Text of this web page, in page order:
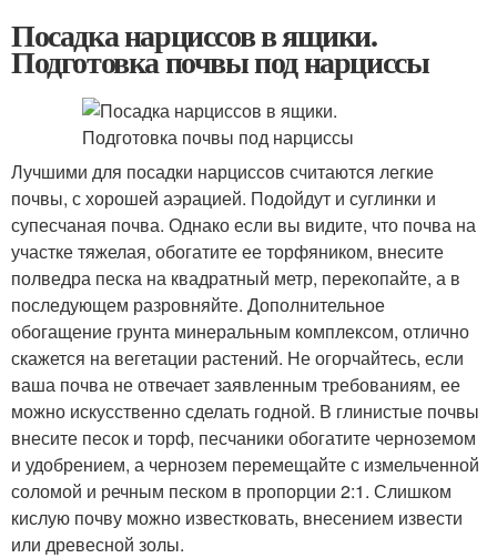
Посадка нарциссов в ящики.
Подготовка почвы под нарциссы
Лучшими для посадки нарциссов считаются легкие
почвы, с хорошей аэрацией. Подойдут и суглинки и
супесчаная почва. Однако если вы видите, что почва на
участке тяжелая, обогатите ее торфяником, внесите
полведра песка на квадратный метр, перекопайте, а в
последующем разровняйте. Дополнительное
обогащение грунта минеральным комплексом, отлично
скажется на вегетации растений. Не огорчайтесь, если
ваша почва не отвечает заявленным требованиям, ее
можно искусственно сделать годной. В глинистые почвы
внесите песок и торф, песчаники обогатите черноземом
и удобрением, а чернозем перемещайте с измельченной
соломой и речным песком в пропорции 2:1. Слишком
кислую почву можно известковать, внесением извести
или древесной золы.